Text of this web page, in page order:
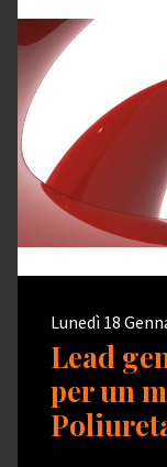
Lunedì 18
Lead
per un